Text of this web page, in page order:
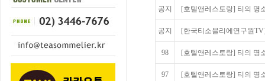
공지 [호텔앤레스토랑] 티의 명
공지 [한국티소믈리에연구원
98 [호텔앤레스토랑] 티의 명
97 [호텔앤레스토랑] 티의 명